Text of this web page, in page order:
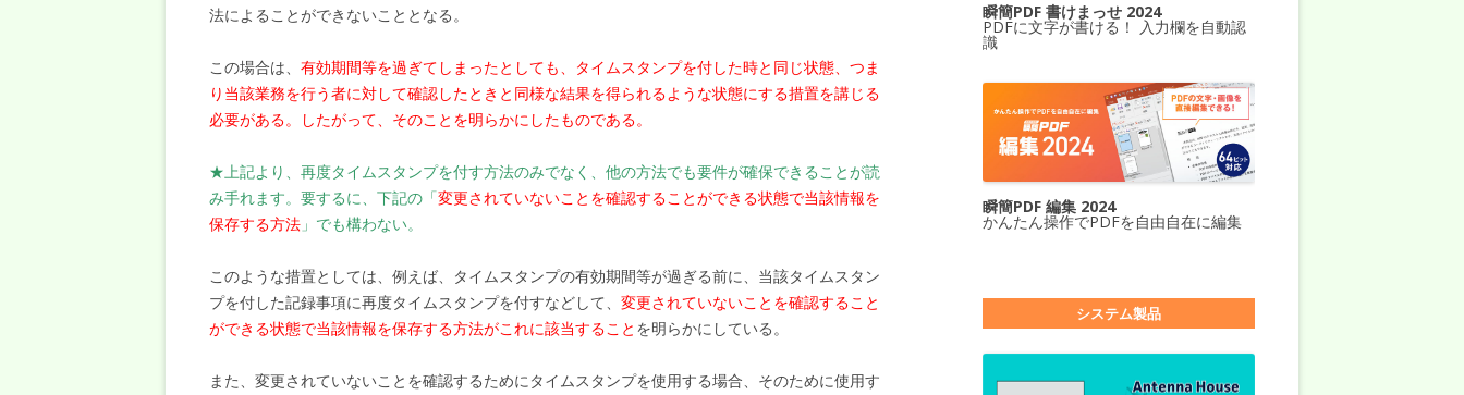
法によることができないこととなる。
この場合は、 有効期間等を過ぎてしまったとしても、タイムスタンプを付した時と同じ状態、つま
り当該業務を行う者に対して確認したときと同様な結果を得られるような状態にする措置を講じる
必要がある。したがって、そのことを明らかにしたものである。
★上記より、再度タイムスタンプを付す方法のみでなく、他の方法でも要件が確保できることが読
み手れます。要するに、下記の「変更されていないことを確認することができる状態で当該情報を
保存する方法 」でも構わない。
このような措置としては、例えば、タイムスタンプの有効期間等が過ぎる前に、当該タイムスタン
プを付した記録事項に再度タイムスタンプを付すなどして、 変更されていないことを確認すること
ができる状態で当該情報を保存する方法がこれに該当すること を明らかにしている。
また、変更されていないことを確認するためにタイムスタンプを使用する場合、そのために使用す
瞬簡PDF 書けまっせ 2024
PDFに文字が書ける！ 入力欄を自動認
識
瞬簡PDF 編集 2024
かんたん操作でPDFを自由自在に編集
システム製品